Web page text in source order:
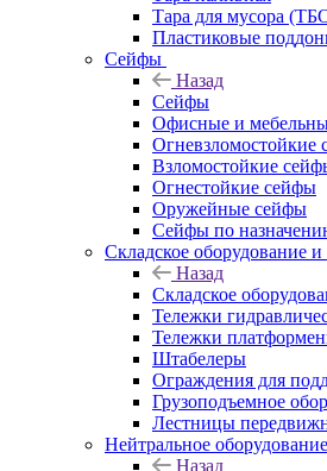
Тара для мусора
Пластиковые
Сейфы
Назад
Сейфы
Офисные и
Огневзломостойкие
Взломостойкие
Огнестойкие сейфы
Оружейные сейфы
Сейфы по
Складское оборудование и
Назад
Складское
Тележки
Тележки
Штабелеры
Ограждения для
Грузоподъемное
Лестницы
Нейтральное оборудование
Назад